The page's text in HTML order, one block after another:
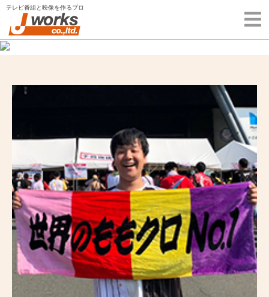
Skip
content
テレビ番組と映像を作るプロ